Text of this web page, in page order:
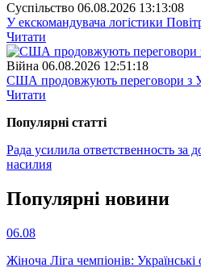
Суспiльство 06.08.2026 13:13:08
У екскомандувача логістики
Читати
Війна 06.08.2026 12:51:18
США продовжують переговори з
Читати
Популярнi статтi
Рада усилила ответственность за
насилия
Популярнi новини
06.08
Жіноча Ліга чемпіонів: